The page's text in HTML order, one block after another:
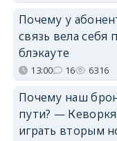
Почему у
связь вела себя
блэкауте
13:00 16 6316
Почему наш
пути? —
играть вторым